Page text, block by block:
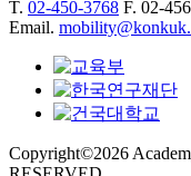
T. 02-450-3768 F. 02-
Email.
Copyright©2026